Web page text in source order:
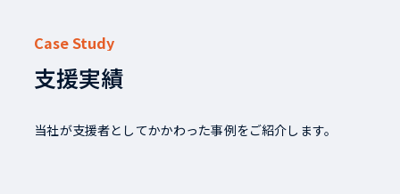
Case Study
支援実績
当社が支援者としてかかわった事例をご紹介します。